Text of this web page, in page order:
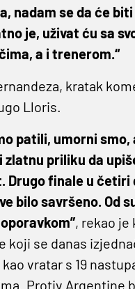
nadam se da će
je, uživat ću sa
a i trenerom.“
kratak
Lloris.
patili, umorni smo,
zlatnu priliku da
Drugo finale u četiri
bilo savršeno. Od
, rekao je
koji se danas
vratar s 19
Protiv Argentine